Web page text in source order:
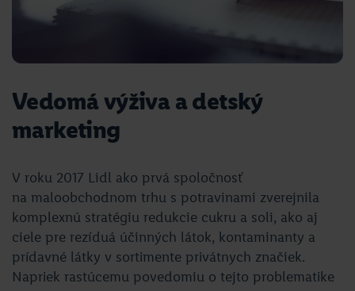
Vedomá výživa a detský
marketing
V roku 2017 Lidl ako prvá spoločnosť
na maloobchodnom trhu s potravinami zverejnila
komplexnú stratégiu redukcie cukru a soli, ako aj
ciele pre rezíduá účinných látok, kontaminanty a
prídavné látky v sortimente privátnych značiek.
Napriek rastúcemu povedomiu o tejto problematike